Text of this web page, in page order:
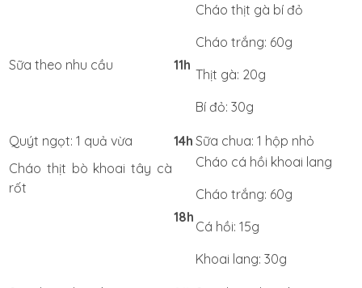
Sữa theo nhu cầu 11h
Cháo thịt gà bí đỏ
Cháo trắng: 60g
Thịt gà: 20g
Bí đỏ: 30g
Quýt ngọt: 1 quả vừa 14h Sữa chua: 1 hộp nhỏ
Cháo thịt bò khoai tây cà
rốt
18h
Cháo cá hồi khoai lang
Cháo trắng: 60g
Cá hồi: 15g
Khoai lang: 30g